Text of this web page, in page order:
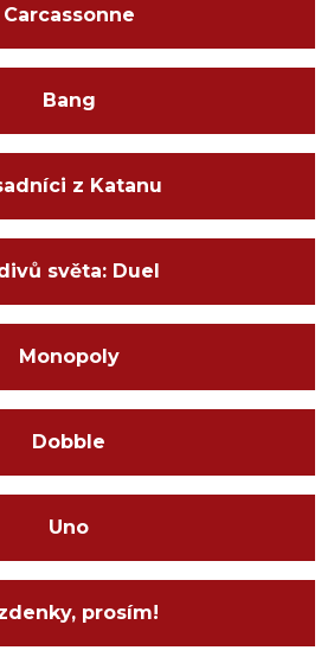
Carcassonne
Bang
z Katanu
světa: Duel
Monopoly
Dobble
Uno
prosím!